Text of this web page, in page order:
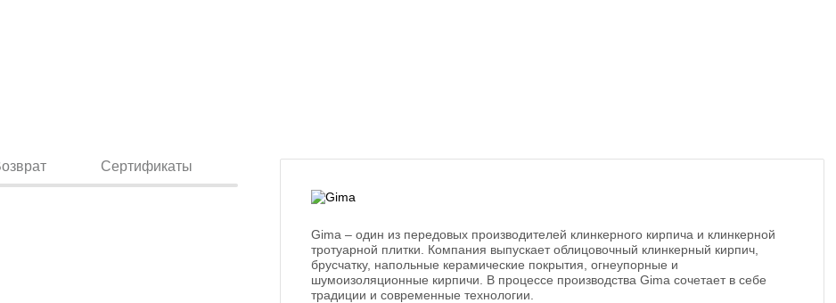
Сертификаты
Gima – один из передовых производителей клинкерного кирпича и клинкерной
тротуарной плитки. Компания выпускает облицовочный клинкерный кирпич,
брусчатку, напольные керамические покрытия, огнеупорные и
шумоизоляционные кирпичи. В процессе производства Gima сочетает в себе
традиции и современные технологии.